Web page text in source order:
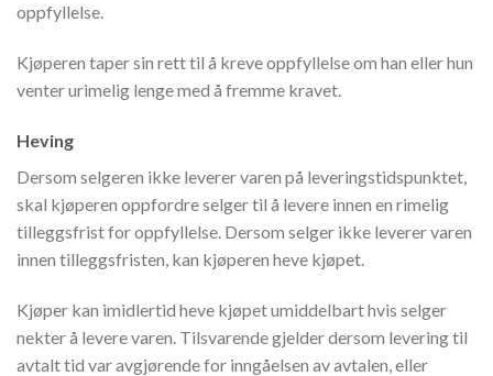
oppfyllelse.
Kjøperen taper sin rett til å kreve oppfyllelse om han eller hun
venter urimelig lenge med å fremme kravet.
Heving
Dersom selgeren ikke leverer varen på leveringstidspunktet,
skal kjøperen oppfordre selger til å levere innen en rimelig
tilleggsfrist for oppfyllelse. Dersom selger ikke leverer varen
innen tilleggsfristen, kan kjøperen heve kjøpet.
Kjøper kan imidlertid heve kjøpet umiddelbart hvis selger
nekter å levere varen. Tilsvarende gjelder dersom levering til
avtalt tid var avgjørende for inngåelsen av avtalen, eller